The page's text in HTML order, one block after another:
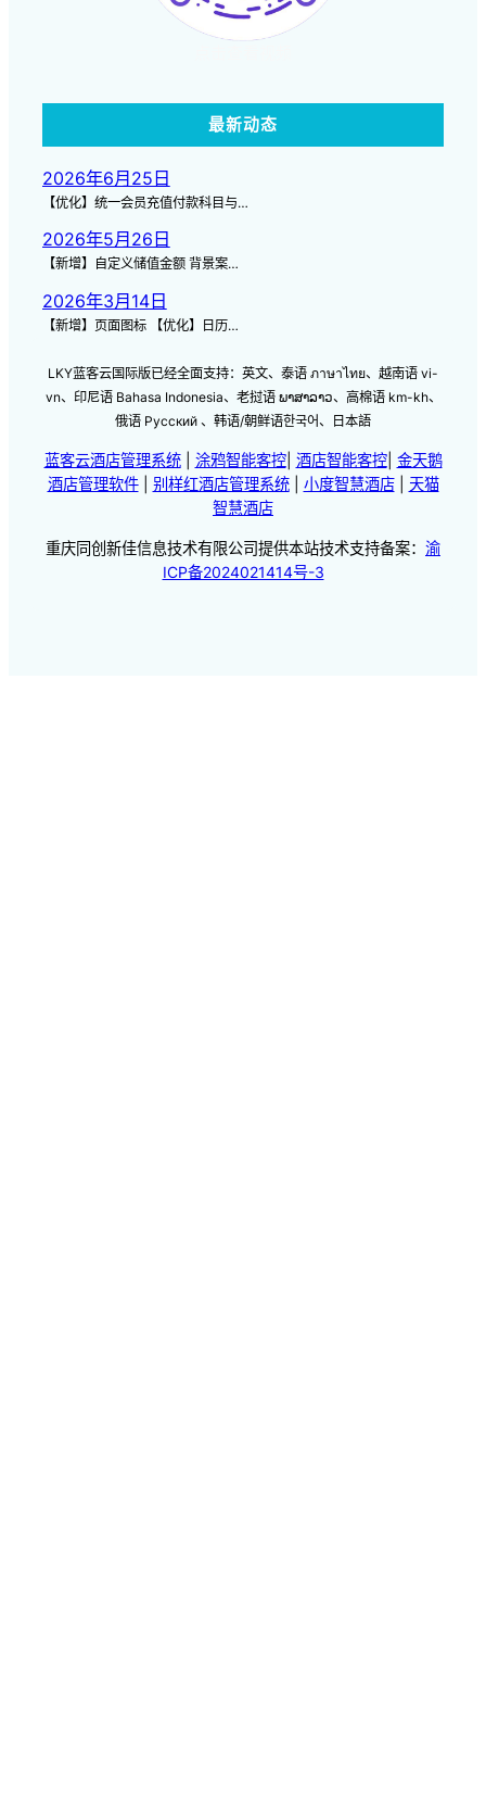
最新动态
2026年6月25日
【优化】统一会员充值付款科目与…
2026年5月26日
【新增】自定义储值金额 背景案…
2026年3月14日
【新增】页面图标 【优化】日历…
LKY蓝客云国际版已经全面支持：英文、泰语 ภาษาไทย、越南语 vi-
vn、印尼语 Bahasa Indonesia、老挝语 ພາສາລາວ、高棉语 km-kh、
俄语 Русский 、韩语/朝鲜语한국어、日本語
蓝客云酒店管理系统| 涂鸦智能客控| 酒店智能客控| 金天鹅
酒店管理软件| 别样红酒店管理系统| 小度智慧酒店| 天猫
智慧酒店
重庆同创新佳信息技术有限公司提供本站技术支持备案： 渝
ICP备2024021414号-3